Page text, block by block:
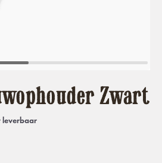
Zwart
leverbaar